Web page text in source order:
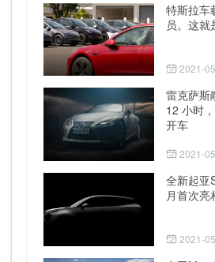
特斯拉车
员。这就
2021-
雷克萨斯
12 小时
开车
2021-
全新起亚
月首次
2021-